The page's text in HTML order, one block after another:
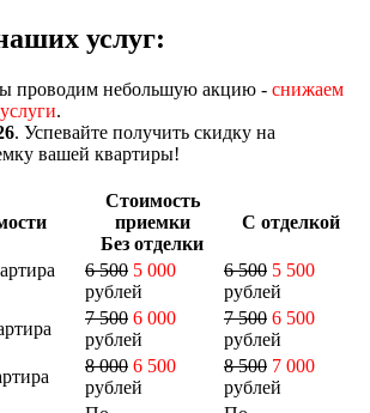
услуг:
проводим небольшую акцию - снижаем
.
. Успевайте получить скидку на
вашей квартиры!
Стоимость
приемки
Без отделки
С отделкой
6 500 5 000
рублей
6 500 5 500
рублей
7 500 6 000
рублей
7 500 6 500
рублей
8 000 6 500
рублей
8 500 7 000
рублей